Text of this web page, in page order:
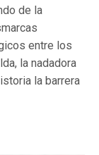
de la
entre los
la nadadora
la barrera